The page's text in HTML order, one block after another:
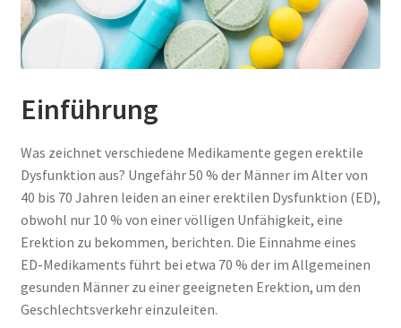
Einführung
Was zeichnet verschiedene Medikamente gegen erektile
Dysfunktion aus? Ungefähr 50 % der Männer im Alter von
40 bis 70 Jahren leiden an einer erektilen Dysfunktion (ED),
obwohl nur 10 % von einer völligen Unfähigkeit, eine
Erektion zu bekommen, berichten. Die Einnahme eines
ED-Medikaments führt bei etwa 70 % der im Allgemeinen
gesunden Männer zu einer geeigneten Erektion, um den
Geschlechtsverkehr einzuleiten.